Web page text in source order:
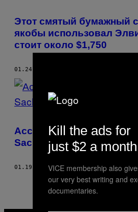
AUTHOR
Этот смятый бумажный
якобы использовал
стоит около $1,750
01.24.18
Ассистент украл у
Sachs вино на сумму
01.19.18 BYАННА ЙОВИНЕ
Kill the ads for
just $2 a month
VICE membership also
our very best writing and
documentaries.